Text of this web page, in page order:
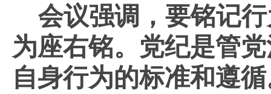
会议强调，要铭记
为座右铭。 党纪是管
自身行为的标准和遵